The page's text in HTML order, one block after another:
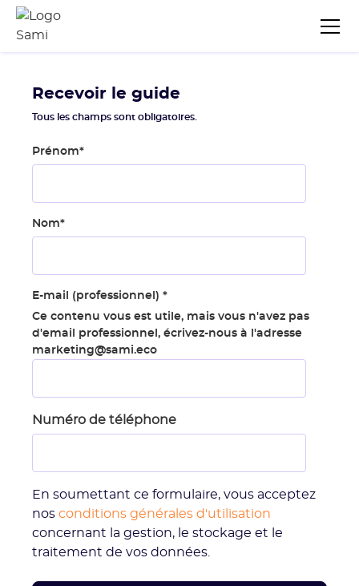
Recevoir le guide
Tous les champs sont obligatoires.
Prénom*
Nom*
E-mail (professionnel) *
Ce contenu vous est utile, mais vous n'avez pas
d'email professionnel, écrivez-nous à l'adresse
marketing@sami.eco
Numéro de téléphone
En soumettant ce formulaire, vous acceptez
nos conditions générales d'utilisation
concernant la gestion, le stockage et le
traitement de vos données.